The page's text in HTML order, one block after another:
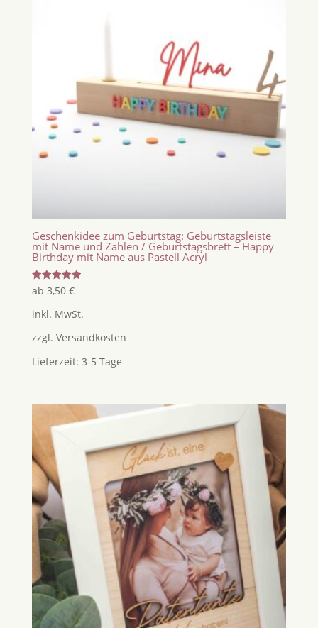
Geschenkidee zum Geburtstag: Geburtstagsleiste
mit Name und Zahlen / Geburtstagsbrett – Happy
Birthday mit Name aus Pastell Acryl
Bewertet
mit
von 5
ab 3,50 €
inkl. MwSt.
zzgl. Versandkosten
Lieferzeit: 3-5 Tage